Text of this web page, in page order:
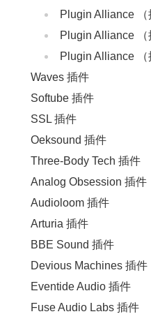
果器
Plugin Alliance
果器
Plugin Alliance
果器
Plugin Alliance
果器
Waves 插件
Softube 插件
SSL 插件
Oeksound 插件
Three-Body Tech 插件
Analog Obsession 插件
Audioloom 插件
Arturia 插件
BBE Sound 插件
Devious Machines 插件
Eventide Audio 插件
Fuse Audio Labs 插件